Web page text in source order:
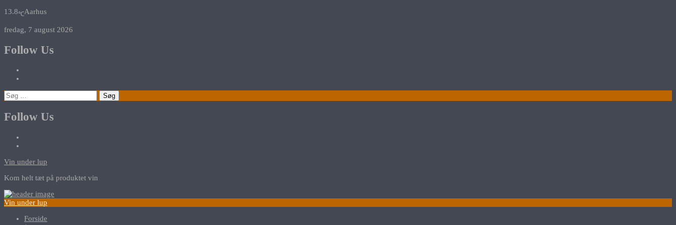
13.8℃Aarhus
fredag, 7 august 2026
Follow Us
Søg
efter:
Follow Us
Vin under lup
Kom helt tæt på produktet vin
Vin under lup
Forside